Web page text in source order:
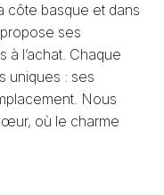
côte basque et dans
ses
à l’achat. Chaque
uniques : ses
Nous
où le charme